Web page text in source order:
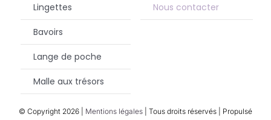
Lingettes
Bavoirs
Lange de poche
Malle aux trésors
Nous contacter
© Copyright 2026 | Mentions légales | Tous droits réservés | Propulsé